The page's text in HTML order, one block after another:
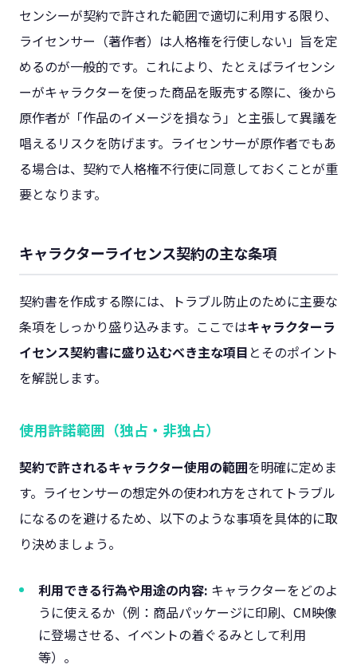
センシーが契約で許された範囲で適切に利用する限り、
ライセンサー（著作者）は人格権を行使しない」旨を定
めるのが一般的です。これにより、たとえばライセンシ
ーがキャラクターを使った商品を販売する際に、後から
原作者が「作品のイメージを損なう」と主張して異議を
唱えるリスクを防げます。ライセンサーが原作者でもあ
る場合は、契約で人格権不行使に同意しておくことが重
要となります。
キャラクターライセンス契約の主な条項
契約書を作成する際には、トラブル防止のために主要な
条項をしっかり盛り込みます。ここではキャラクターラ
イセンス契約書に盛り込むべき主な項目 とそのポイント
を解説します。
使用許諾範囲（独占・非独占）
契約で許されるキャラクター使用の範囲を明確に定めま
す。ライセンサーの想定外の使われ方をされてトラブル
になるのを避けるため、以下のような事項を具体的に取
り決めましょう​。
利用できる行為や用途の内容: キャラクターをどのよ
うに使えるか（例：商品パッケージに印刷、CM映像
に登場させる、イベントの着ぐるみとして利用
等）。